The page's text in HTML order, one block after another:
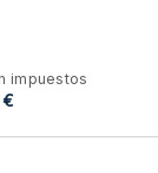
impuestos